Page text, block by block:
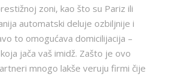
zoni, kao što su Pariz ili
automatski deluje ozbiljnije i
to omogućava domicilijacija –
jača vaš imidž. Zašto je ovo
mnogo lakše veruju firmi čije